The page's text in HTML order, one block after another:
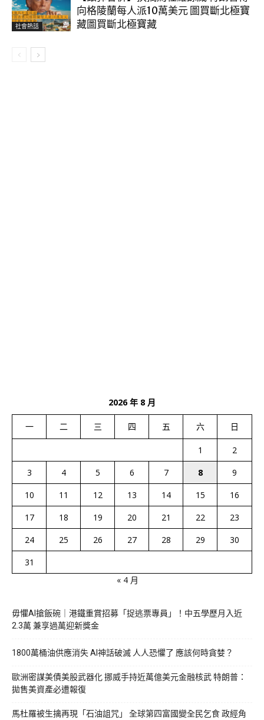
社會熱話
向格陵蘭每人派10萬美元 圖買斷北極寶
藏圖買斷北極寶藏
2026 年 8 月
一 二 三 四 五 六 日
1
2
3
4 5 6 7 8
9
10
11 12 13 14 15
16
17
18 19 20 21 22
23
24
25 26 27 28 29
30
31
« 4 月
毋懼AI搶飯碗｜港鐵重賞招募「捉逃票專員」！中五學歷月入近
2.3萬 兼享過萬迎新獎金
1800萬桶油供應消失 AI神話破滅 人人恐懼了 應該何時貪婪？
歐洲密謀美債美股武器化 挪威手持近萬億美元金融核武 特朗普：
拋售美資產必遭報復
馬杜羅被生擒再現「石油詛咒」 全球第四富國變全民乞食 政經角